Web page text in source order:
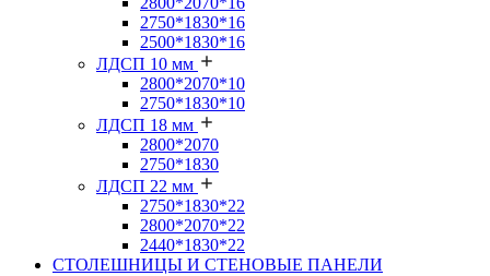
2750*1830*16
2500*1830*16
ЛДСП 10 мм
2800*2070*10
2750*1830*10
ЛДСП 18 мм
2800*2070
2750*1830
ЛДСП 22 мм
2750*1830*22
2800*2070*22
2440*1830*22
СТОЛЕШНИЦЫ И СТЕНОВЫЕ ПАНЕЛИ